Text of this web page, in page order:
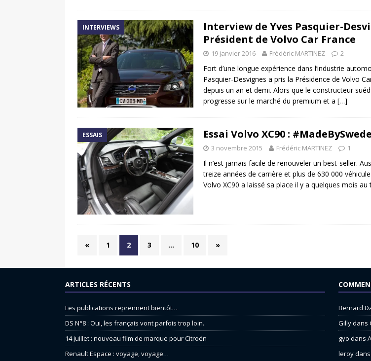
INTERVIEWS
Interview de Yves Pasquier-
Président de Volvo Car France
19 janvier 2016 Frédéric MARTINEZ 2
Fort d’une longue expérience dans l’industrie
Pasquier-Desvignes a pris la Présidence de Volvo
depuis un an et demi. Alors que le constructeur
progresse sur le marché du premium et a […]
ESSAIS Essai Volvo XC90 :
3 novembre 2015 Frédéric MARTINEZ 1
Il n’est jamais facile de renouveler un best-seller.
treize années de carrière et plus de 630 000
Volvo XC90 a laissé sa place il y a quelques mois au
« 1 2 3 … 10 »
ARTICLES RÉCENTS
Les publications reprennent bientôt…
DS N°8 : Oui, les français vont parfois trop loin.
14 juillet : nouveau film de marque pour Citroën
Renault Espace : voyage, voyage…
Bernard
Gillydans
gyo dans
leroydans